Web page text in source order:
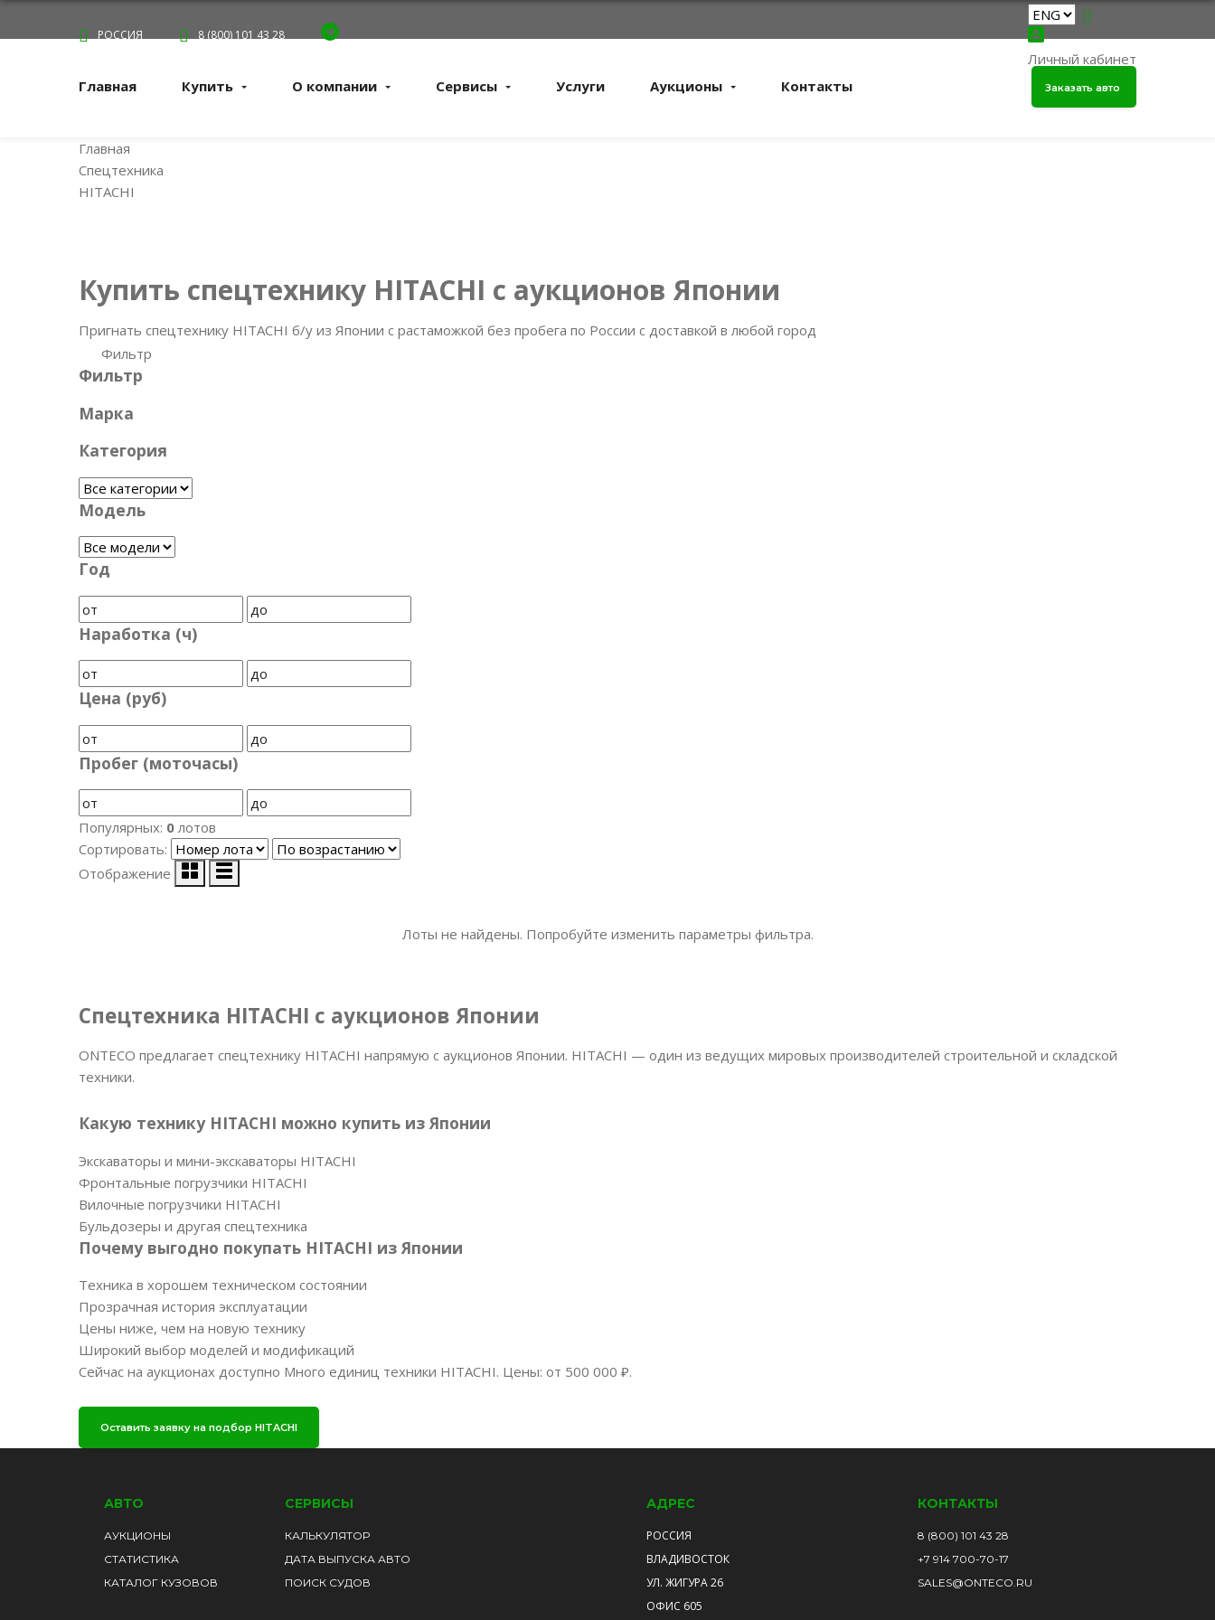
РОССИЯ 8 (800) 101 43 28
Личный кабинет
Главная
Купить О компании Сервисы Услуги Аукционы Контакты Заказать авто
Главная
Спецтехника
HITACHI
Купить спецтехнику HITACHI с аукционов Японии
Пригнать спецтехнику HITACHI б/у из Японии с растаможкой без пробега по России с доставкой в любой город
Фильтр
Фильтр
Марка
Категория
Модель
Год
Наработка (ч)
Цена (руб)
Пробег (моточасы)
Популярных: 0 лотов
Сортировать:
Отображение
Лоты не найдены. Попробуйте изменить параметры фильтра.
Спецтехника HITACHI с аукционов Японии
ONTECO предлагает спецтехнику HITACHI напрямую с аукционов Японии. HITACHI — один из ведущих мировых производителей строительной и складской
техники.
Какую технику HITACHI можно купить из Японии
Экскаваторы и мини-экскаваторы HITACHI
Фронтальные погрузчики HITACHI
Вилочные погрузчики HITACHI
Бульдозеры и другая спецтехника
Почему выгодно покупать HITACHI из Японии
Техника в хорошем техническом состоянии
Прозрачная история эксплуатации
Цены ниже, чем на новую технику
Широкий выбор моделей и модификаций
Сейчас на аукционах доступно Много единиц техники HITACHI. Цены: от 500 000 ₽.
Оставить заявку на подбор HITACHI
АВТО
АУКЦИОНЫ
СТАТИСТИКА
КАТАЛОГ КУЗОВОВ
СЕРВИСЫ
КАЛЬКУЛЯТОР
ДАТА ВЫПУСКА АВТО
ПОИСК СУДОВ
АДРЕС
РОССИЯ
ВЛАДИВОСТОК
УЛ. ЖИГУРА 26
ОФИС 605
КОНТАКТЫ
8 (800) 101 43 28
+7 914 700-70-17
SALES@ONTECO.RU